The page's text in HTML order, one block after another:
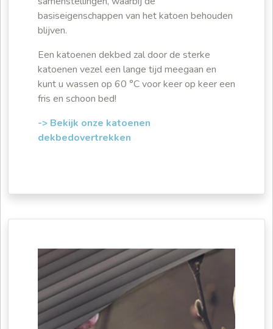
basiseigenschappen van het katoen behouden
blijven.
Een katoenen dekbed zal door de sterke
katoenen vezel een lange tijd meegaan en
kunt u wassen op 60 °C voor keer op keer een
fris en schoon bed!
-> Bekijk onze katoenen
dekbedovertrekken